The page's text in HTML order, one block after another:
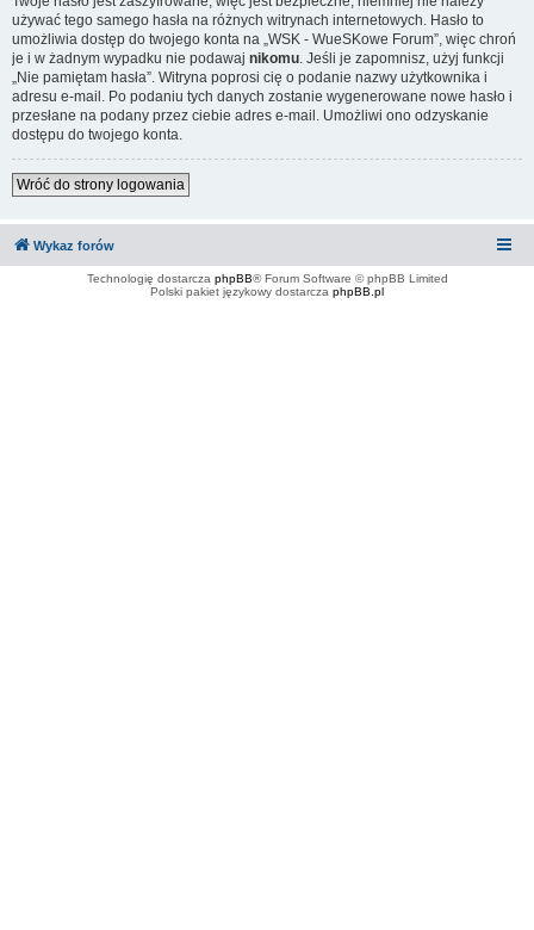
używać tego samego hasła na różnych witrynach internetowych. Hasło to
umożliwia dostęp do twojego konta na „WSK - WueSKowe Forum”, więc chroń
je i w żadnym wypadku nie podawaj nikomu. Jeśli je zapomnisz, użyj funkcji
„Nie pamiętam hasła”. Witryna poprosi cię o podanie nazwy użytkownika i
adresu e-mail. Po podaniu tych danych zostanie wygenerowane nowe hasło i
przesłane na podany przez ciebie adres e-mail. Umożliwi ono odzyskanie
dostępu do twojego konta.
Wróć do strony logowania
Wykaz forów
Technologię dostarcza phpBB® Forum Software © phpBB Limited
Polski pakiet językowy dostarcza phpBB.pl